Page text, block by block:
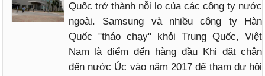
Quốc trở thành nỗi lo của các công ty nước
ngoài. Samsung và nhiều công ty Hàn
Quốc "tháo chạy" khỏi Trung Quốc, Việt
Nam là điểm đến hàng đầu Khi đặt chân
đến nước Úc vào năm 2017 để tham dự hội